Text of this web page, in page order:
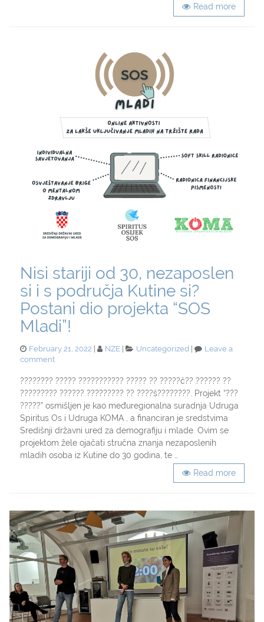
Read more
Nisi stariji od 30, nezaposlen
si i s područja Kutine si?
Postani dio projekta “SOS
Mladi”!
Posted
on
February 21, 2022 NZE Categories
Uncategorized
Leave a
commenton
stariji
od
30,
nezaposlen
si
i
s
područja
“SOS
Mladi”!
???????? ????? ??????????? ????? ?? ?????č?? ?????? ??
????????? ?????? ????????? ?? ????š????????. Projekt “???
?????” osmišljen je kao međuregionalna suradnja Udruga
Spiritus Os i Udruga KOMA , a financiran je sredstvima
Središnji državni ured za demografiju i mlade. Ovim se
projektom žele ojačati stručna znanja nezaposlenih
mladih osoba iz Kutine do 30 godina, te …
Read more